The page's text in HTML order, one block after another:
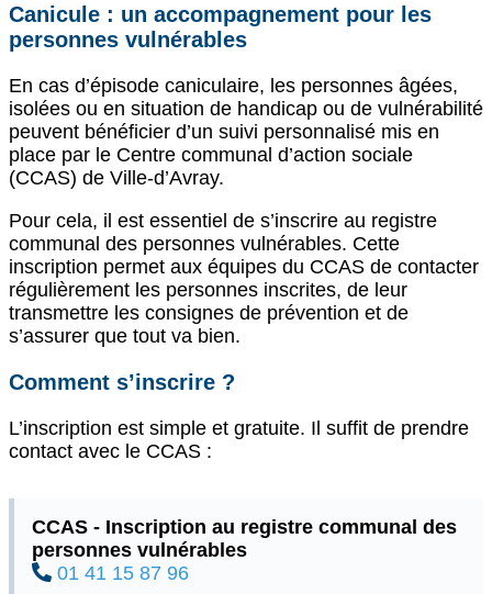
Canicule : un accompagnement pour les
personnes vulnérables
En cas d’épisode caniculaire, les personnes âgées,
isolées ou en situation de handicap ou de vulnérabilité
peuvent bénéficier d’un suivi personnalisé mis en
place par le Centre communal d’action sociale
(CCAS) de Ville-d’Avray.
Pour cela, il est essentiel de s’inscrire au registre
communal des personnes vulnérables. Cette
inscription permet aux équipes du CCAS de contacter
régulièrement les personnes inscrites, de leur
transmettre les consignes de prévention et de
s’assurer que tout va bien.
Comment s’inscrire ?
L’inscription est simple et gratuite. Il suffit de prendre
contact avec le CCAS :
CCAS - Inscription au registre communal des
personnes vulnérables
01 41 15 87 96